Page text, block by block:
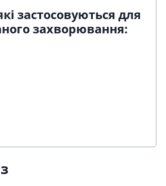
застосовуються для
захворювання: